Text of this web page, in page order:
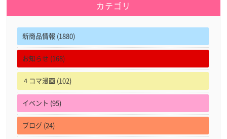
カテゴリ
新商品情報 (1880)
お知らせ (168)
４コマ漫画 (102)
イベント (95)
ブログ (24)